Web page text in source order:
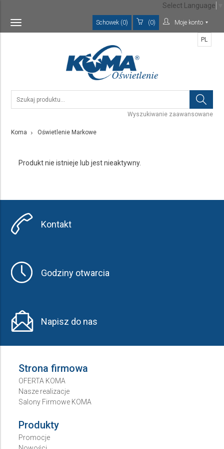
Toggle
navigation
Schowek (0) (0) Moje konto
Wyszukiwanie zaawansowane
PL
Koma Oświetlenie Markowe
Produkt nie istnieje lub jest nieaktywny.
Kontakt
Godziny otwarcia
Napisz do nas
Strona firmowa
OFERTA KOMA
Nasze realizacje
Salony Firmowe KOMA
Produkty
Promocje
Select Language